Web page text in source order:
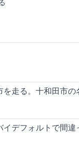
を走る。十和田市の
デフォルトで間違